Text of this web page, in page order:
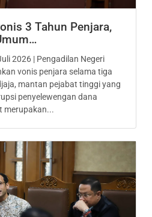
3 Tahun Penjara,
2026 | Pengadilan Negeri
vonis penjara selama tiga
mantan pejabat tinggi yang
penyelewengan dana
merupakan...